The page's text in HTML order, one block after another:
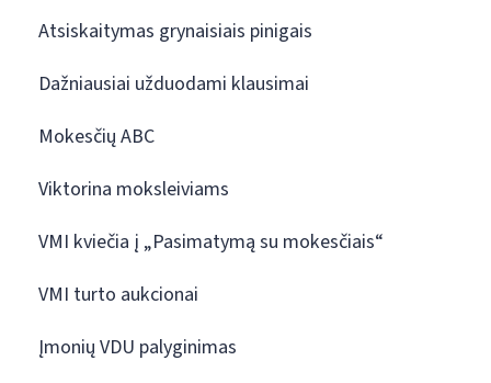
Atsiskaitymas grynaisiais pinigais
Dažniausiai užduodami klausimai
Mokesčių ABC
Viktorina moksleiviams
VMI kviečia į „Pasimatymą su mokesčiais“
VMI turto aukcionai
Įmonių VDU palyginimas